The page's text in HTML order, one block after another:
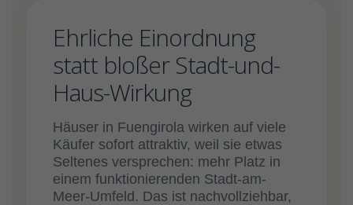
Ehrliche Einordnung
statt bloßer Stadt-und-
Haus-Wirkung
Häuser in Fuengirola wirken auf viele
Käufer sofort attraktiv, weil sie etwas
Seltenes versprechen: mehr Platz in
einem funktionierenden Stadt-am-
Meer-Umfeld. Das ist nachvollziehbar,